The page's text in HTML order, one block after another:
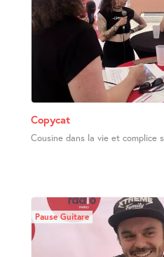
Copycat
Cousine dans la vie et complice
Pause Guitare